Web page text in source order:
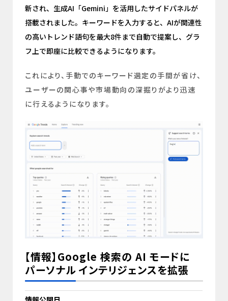
新され、生成AI「Gemini」を活用したサイドパネルが
搭載されました。キーワードを入力すると、AIが関連性
の高いトレンド語句を最大8件まで自動で提案し、グラ
フ上で即座に比較できるようになります。
これにより、手動でのキーワード選定の手間が省け、
ユーザーの関心事や市場動向の深掘りがより迅速
に行えるようになります。
【情報】Google 検索の AI モードに
パーソナル インテリジェンスを拡張